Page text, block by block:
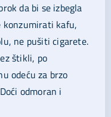
da bi se izbegla
konzumirati kafu,
ne pušiti cigarete.
štikli, po
odeću za brzo
odmoran i